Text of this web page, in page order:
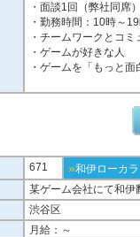
・面談1回（弊社同席）
・勤務時間：10時～
・チームワークとコ
・ゲームが好きな人
・ゲームを「もっと
671 »和伊ローカ
某ゲーム会社にて和伊
渋谷区
月給：～